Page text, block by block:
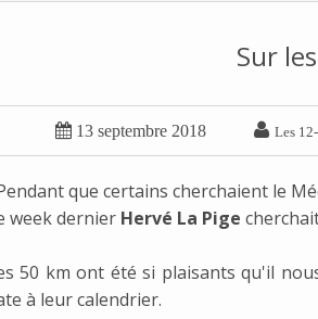
Sur
 13 septembre 2018  Les
que certains cherchaient le
week dernier Hervé La Pige
50 km ont été si plaisants qu'il
à leur calendrier.